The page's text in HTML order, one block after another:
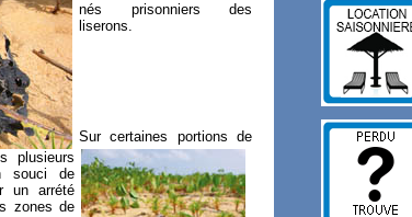
nés prisonniers des
liserons.
Sur certaines portions de
plusieurs
souci de
un arrété
zones de